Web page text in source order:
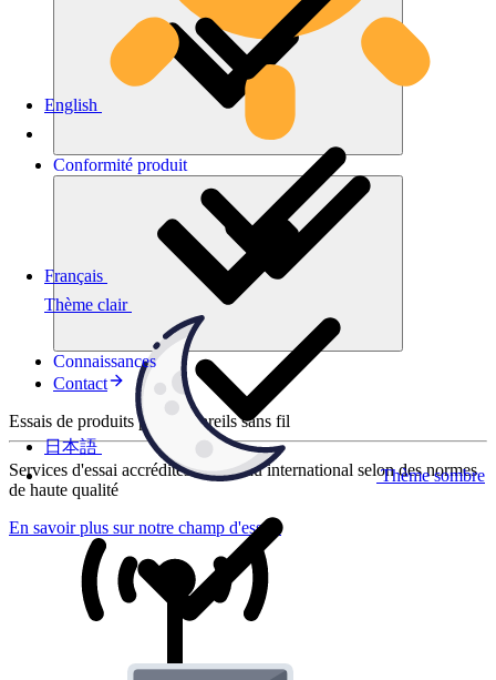
Thème clair
Thème sombre
English
Français
日本語
Conformité produit
Connaissances
Contact
Essais de produits pour appareils sans fil
Services d'essai accrédités au niveau international selon des normes
de haute qualité
En savoir plus sur notre champ d'essais